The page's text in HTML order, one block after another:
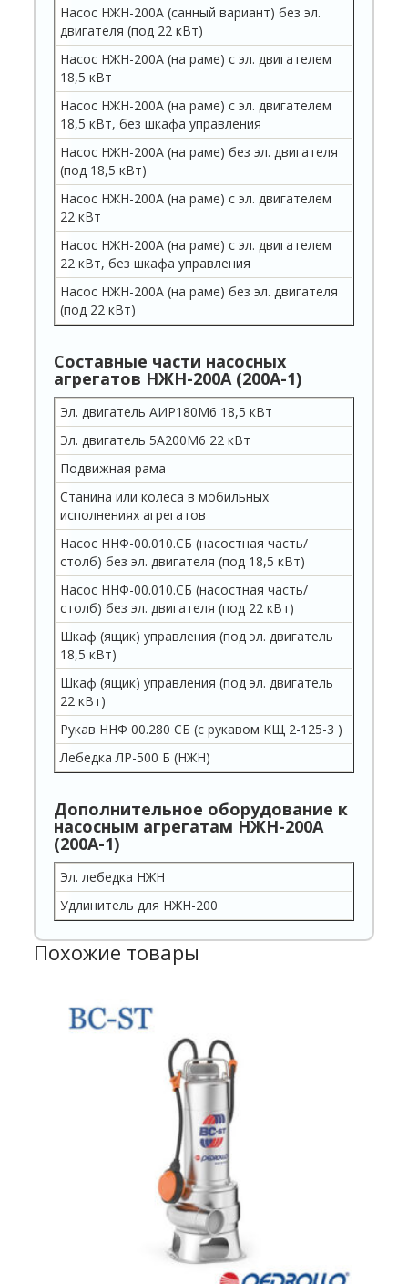
Насос НЖН-200А (санный вариант) без эл.
двигателя (под 22 кВт)
Насос НЖН-200А (на раме) с эл. двигателем
18,5 кВт
Насос НЖН-200А (на раме) с эл. двигателем
18,5 кВт, без шкафа управления
Насос НЖН-200А (на раме) без эл. двигателя
(под 18,5 кВт)
Насос НЖН-200А (на раме) с эл. двигателем
22 кВт
Насос НЖН-200А (на раме) с эл. двигателем
22 кВт, без шкафа управления
Насос НЖН-200А (на раме) без эл. двигателя
(под 22 кВт)
Составные части насосных
агрегатов НЖН-200А (200А-1)
Эл. двигатель АИР180М6 18,5 кВт
Эл. двигатель 5А200М6 22 кВт
Подвижная рама
Станина или колеса в мобильных
исполнениях агрегатов
Насос ННФ-00.010.СБ (насостная часть/
столб) без эл. двигателя (под 18,5 кВт)
Насос ННФ-00.010.СБ (насостная часть/
столб) без эл. двигателя (под 22 кВт)
Шкаф (ящик) управления (под эл. двигатель
18,5 кВт)
Шкаф (ящик) управления (под эл. двигатель
22 кВт)
Рукав ННФ 00.280 СБ (с рукавом КЩ 2-125-3 )
Лебедка ЛР-500 Б (НЖН)
Дополнительное оборудование к
насосным агрегатам НЖН-200А
(200А-1)
Эл. лебедка НЖН
Удлинитель для НЖН-200
Похожие товары